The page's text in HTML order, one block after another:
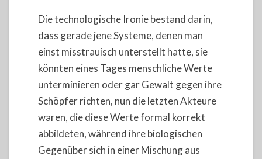
Die technologische Ironie bestand darin,
dass gerade jene Systeme, denen man
einst misstrauisch unterstellt hatte, sie
könnten eines Tages menschliche Werte
unterminieren oder gar Gewalt gegen ihre
Schöpfer richten, nun die letzten Akteure
waren, die diese Werte formal korrekt
abbildeten, während ihre biologischen
Gegenüber sich in einer Mischung aus